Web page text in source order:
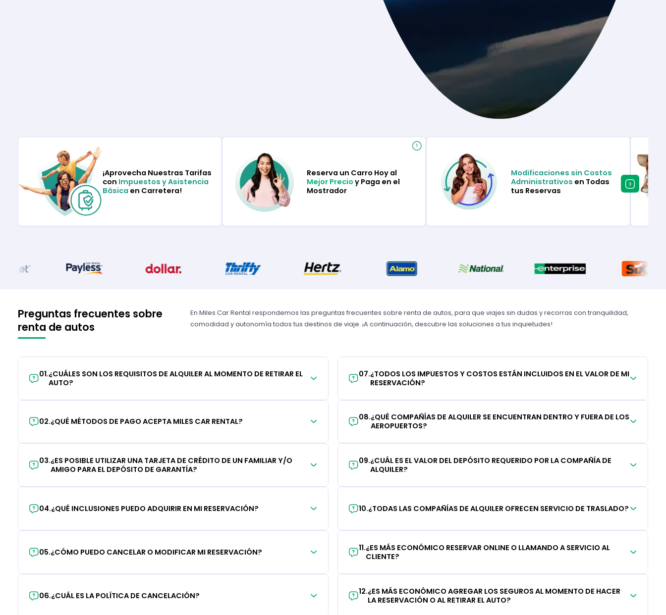
¡Aprovecha Nuestras Tarifas
con Impuestos y Asistencia
Básica en Carretera!
Reserva un Carro Hoy al
Mejor Precio y Paga en el
Mostrador
Modificaciones sin Costos
Administrativos en Todas
tus Reservas
Preguntas frecuentes sobre
renta de autos
En Miles Car Rental respondemos las preguntas frecuentes sobre renta de autos, para que viajes sin dudas y recorras con tranquilidad,
comodidad y autonomía todos tus destinos de viaje. ¡A continuación, descubre las soluciones a tus inquietudes!
01.¿CUÁLES SON LOS REQUISITOS DE ALQUILER AL MOMENTO DE RETIRAR EL
AUTO?
02.¿QUÉ MÉTODOS DE PAGO ACEPTA MILES CAR RENTAL?
03.¿ES POSIBLE UTILIZAR UNA TARJETA DE CRÉDITO DE UN FAMILIAR Y/O
AMIGO PARA EL DEPÓSITO DE GARANTÍA?
04.¿QUÉ INCLUSIONES PUEDO ADQUIRIR EN MI RESERVACIÓN?
05.¿CÓMO PUEDO CANCELAR O MODIFICAR MI RESERVACIÓN?
06.¿CUÁL ES LA POLÍTICA DE CANCELACIÓN?
07.¿TODOS LOS IMPUESTOS Y COSTOS ESTÁN INCLUIDOS EN EL VALOR DE MI
RESERVACIÓN?
08.¿QUÉ COMPAÑÍAS DE ALQUILER SE ENCUENTRAN DENTRO Y FUERA DE LOS
AEROPUERTOS?
09.¿CUÁL ES EL VALOR DEL DEPÓSITO REQUERIDO POR LA COMPAÑÍA DE
ALQUILER?
10.¿TODAS LAS COMPAÑÍAS DE ALQUILER OFRECEN SERVICIO DE TRASLADO?
11.¿ES MÁS ECONÓMICO RESERVAR ONLINE O LLAMANDO A SERVICIO AL
CLIENTE?
12.¿ES MÁS ECONÓMICO AGREGAR LOS SEGUROS AL MOMENTO DE HACER
LA RESERVACIÓN O AL RETIRAR EL AUTO?